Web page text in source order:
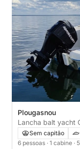
Plougasnou
Lancha balt yacht
Sem capitão
6 pessoas · 1 cabine ·